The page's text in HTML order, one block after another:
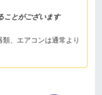
ことがございます
、エアコンは通常より